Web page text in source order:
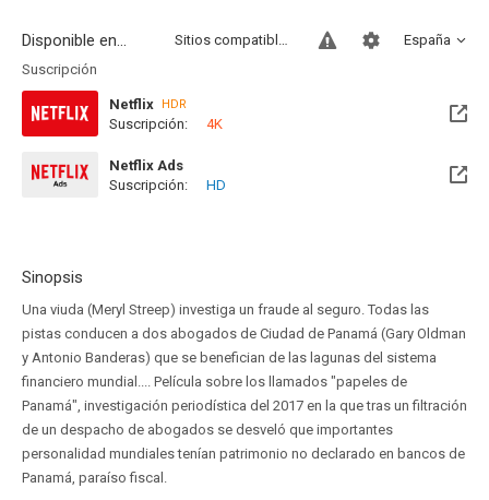
Disponible en... España
Sitios compatibles
Suscripción
Netflix HDR
Suscripción: 4K
Netflix Ads
Suscripción:
HD
Sinopsis
Una viuda (Meryl Streep) investiga un fraude al seguro. Todas las
pistas conducen a dos abogados de Ciudad de Panamá (Gary Oldman
y Antonio Banderas) que se benefician de las lagunas del sistema
financiero mundial.... Película sobre los llamados "papeles de
Panamá", investigación periodística del 2017 en la que tras un filtración
de un despacho de abogados se desveló que importantes
personalidad mundiales tenían patrimonio no declarado en bancos de
Panamá, paraíso fiscal.